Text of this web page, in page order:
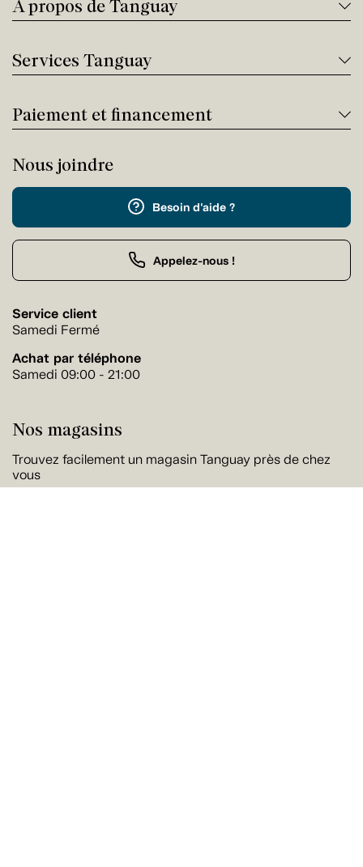
À propos de Tanguay
Services Tanguay
Paiement et financement
Nous joindre
Besoin d'aide ?
Appelez-nous !
Service client
Samedi Fermé
Achat par téléphone
Samedi 09:00 - 21:00
Nos magasins
Trouvez facilement un magasin Tanguay près de chez
vous